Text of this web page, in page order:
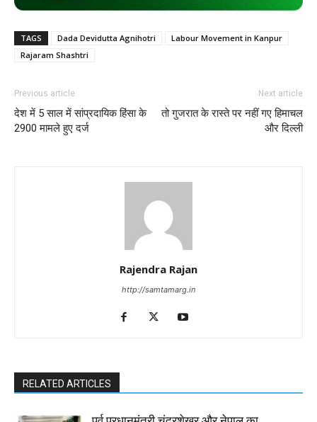
TAGS Dada Devidutta Agnihotri
Labour Movement in Kanpur
Rajaram Shashtri
Previous article
देश में 5 साल में सांप्रदायिक हिंसा के
2900 मामले हुए दर्ज
Next article
तो गुजरात के रास्ते पर नहीं गए हिमाचल
और दिल्ली
Rajendra Rajan
http://samtamarg.in
RELATED ARTICLES